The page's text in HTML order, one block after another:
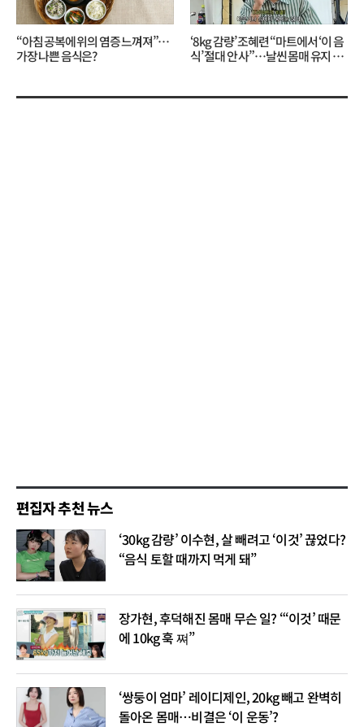
“아침 공복에 위의 염증 느껴져”…
가장 나쁜 음식은?
‘8kg 감량’ 조혜련 “마트에서 ‘이 음
식’ 절대 안 사”…날씬 몸매 유지 비
편집자 추천 뉴스
‘30kg 감량’ 이수현, 살 빼려고 ‘이것’ 끊었다?
“음식 토할 때까지 먹게 돼”
장가현, 후덕해진 몸매 무슨 일? “‘이것’ 때문
에 10kg 훅 쪄”
‘쌍둥이 엄마’ 레이디제인, 20kg 빼고 완벽히
돌아온 몸매…비결은 ‘이 운동’?